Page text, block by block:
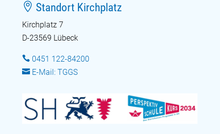
 Standort Kirchplatz
Kirchplatz 7
D-23569 Lübeck
 0451 122-84200
 E-Mail: TGGS